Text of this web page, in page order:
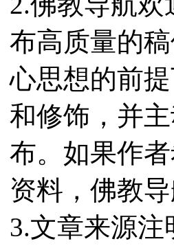
布高质量的
心思想的前
和修饰，并
布。如果作
资料，佛教
3.文章来源注